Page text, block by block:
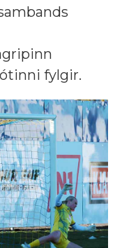
fylgir.